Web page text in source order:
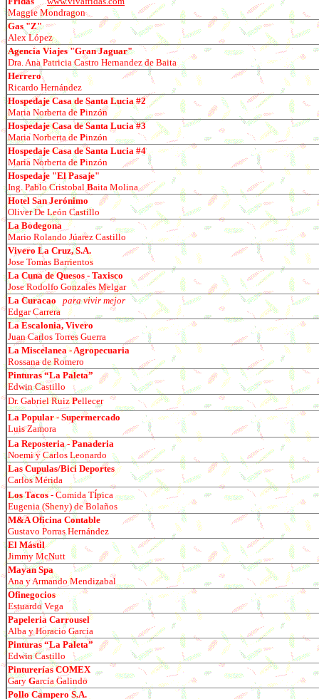
Maggie Mondragon
Gas "Z"
Alex López
Agencia Viajes "Gran Jaguar"
Dra. Ana Patricia Castro Hernandez de Baita
Herrero
Ricardo Hernández
Hospedaje Casa de Santa Lucia #2
Maria Norberta de Pinzón
Hospedaje Casa de Santa Lucia #3
Maria Norberta de Pinzón
Hospedaje Casa de Santa Lucia #4
Maria Norberta de Pinzón
Hospedaje "El Pasaje"
Ing. Pablo Cristobal Baita Molina
Hotel San Jerónimo
Oliver De León Castillo
La Bodegona
Mario Rolando Júarez Castillo
Vivero La Cruz, S.A.
Jose Tomas Barrientos
La Cuna de Quesos - Taxisco
Jose Rodolfo Gonzales Melgar
La Curacao para vivir mejor
Edgar Carrera
La Escalonia, Vivero
Juan Carlos Torres Guerra
La Miscelanea - Agropecuaria
Rossana de Romero
Pinturas “La Paleta”
Edwin Castillo
Dr. Gabriel RuizPellecer
La Popular - Supermercado
Luis Zamora
La Reposteria - Panaderia
Noemi y Carlos Leonardo
Las Cupulas/Bici Deportes
Carlos Mérida
Los Tacos- Comida Típica
Eugenia (Sheny) de Bolaños
M&A Oficina Contable
Gustavo Porras Hernández
El Mástil
Jimmy McNutt
Mayan Spa
Ana y Armando Mendizabal
Ofinegocios
Estuardo Vega
Papeleria Carrousel
Alba y Horacio Garcia
Pinturas “La Paleta”
Edwin Castillo
Pinturerías COMEX
Gary García Galindo
Pollo Campero S.A.